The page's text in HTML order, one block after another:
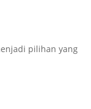
pilihan yang